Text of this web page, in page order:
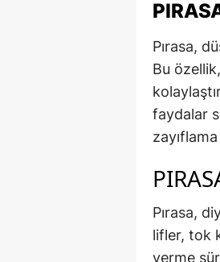
Pırasa,
Bu
faydalar
Pırasa,
lifler, tok
verme